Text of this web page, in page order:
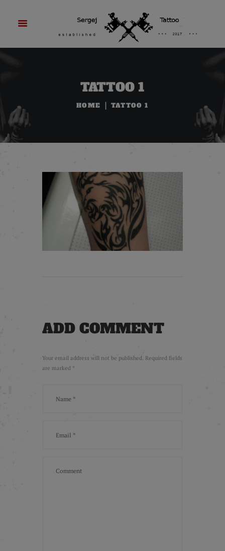
TATTOO 1
HOME TATTOO 1
ADD COMMENT
Your email address will not be published. Required fields
are marked *